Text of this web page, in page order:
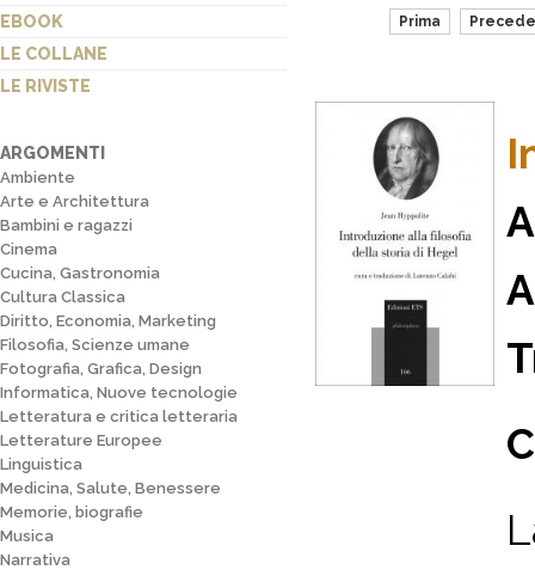
EBOOK
LE COLLANE
LE RIVISTE
ARGOMENTI
Ambiente
Arte e Architettura
Bambini e ragazzi
Cinema
Cucina, Gastronomia
Cultura Classica
Diritto, Economia, Marketing
Filosofia, Scienze umane
Fotografia, Grafica, Design
Informatica, Nuove tecnologie
Letteratura e critica letteraria
Letterature Europee
Linguistica
Medicina, Salute, Benessere
Memorie, biografie
Musica
Narrativa
Prima